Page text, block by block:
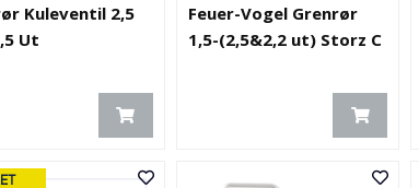
Kuleventil 2,5
Ut
Feuer-Vogel Grenrør
1,5-(2,5&2,2 ut) Storz C